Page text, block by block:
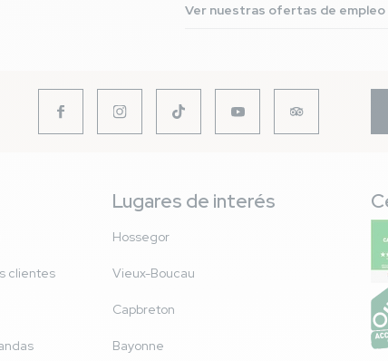
Ver nuestras ofertas de empleo
clientes
Lugares de interés
Hossegor
Vieux-Boucau
Capbreton
Bayonne